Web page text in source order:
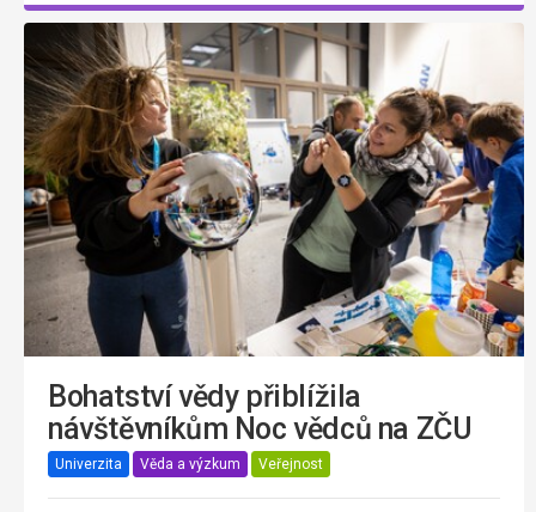
Bohatství vědy přiblížila
návštěvníkům Noc vědců na ZČU
Univerzita Věda a výzkum Veřejnost